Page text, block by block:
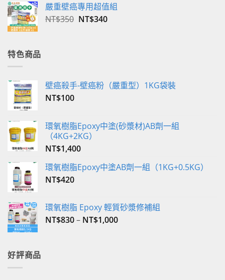
格：
NT$2,800。
嚴重壁癌專用超值組
NT$350 原
NT$340目
特色商品
壁癌殺手-壁癌粉（嚴重型）1KG袋裝
NT$100
環氧樹脂Epoxy中塗(砂漿材)AB劑一組
（4KG+2KG）
NT$1,400
環氧樹脂Epoxy中塗AB劑一組（1KG+0.5KG）
NT$420
環氧樹脂 Epoxy 輕質砂漿修補組
NT$830– NT$1,000
好評商品